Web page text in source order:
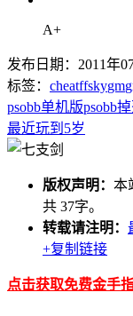
A+
发布日期：2011年
标签： cheatffskygm
psobb单机版psobb
最近玩到5岁
版权声明： 本
共 37字。
转载请注明：
+复制链接
点击获取免费金手